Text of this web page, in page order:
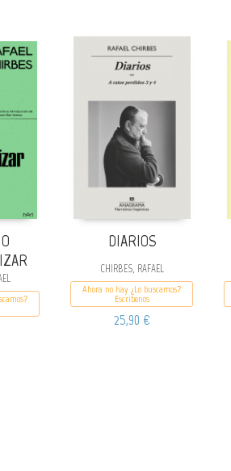
DIARIOS
CHIRBES, RAFAEL
Ahora no hay ¿Lo buscamos?
Escribenos
25,90 €